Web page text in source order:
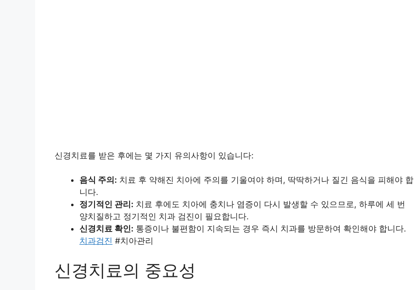
신경치료를 받은 후에는 몇 가지 유의사항이 있습니다:
음식 주의: 치료 후 약해진 치아에 주의를 기울여야 하며, 딱딱하거나 질긴 음식을 피해야 합
니다.
정기적인 관리: 치료 후에도 치아에 충치나 염증이 다시 발생할 수 있으므로, 하루에 세 번
양치질하고 정기적인 치과 검진이 필요합니다.
신경치료 확인: 통증이나 불편함이 지속되는 경우 즉시 치과를 방문하여 확인해야 합니다.
치과검진 #치아관리
신경치료의 중요성